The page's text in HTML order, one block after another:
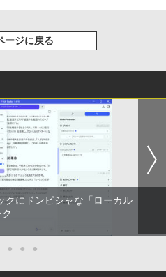
ージに戻る
クにドンピシャな「ローカル
● ● ●